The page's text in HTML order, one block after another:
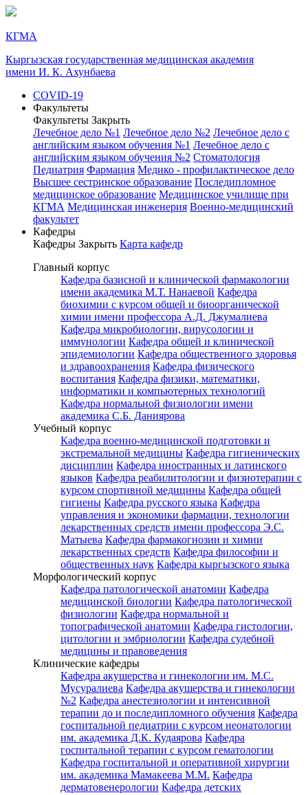
КГМА
Кыргызская государственная медицинская академия
имени И. К. Ахунбаева
COVID-19
Факультеты
Факультеты Закрыть
Лечебное дело №1 Лечебное дело №2 Лечебное дело с
английским языком обучения №1 Лечебное дело с
английским языком обучения №2 Стоматология
Педиатрия Фармация Медико - профилактическое дело
Высшее сестринское образование Последипломное
медицинское образование Медицинское училище при
КГМА Медицинская инженерия Военно-медицинский
факультет
Кафедры
Кафедры Закрыть Карта кафедр
Главный корпус
Кафедра базисной и клинической фармакологии
имени академика М.Т. Нанаевой Кафедра
биохимии с курсом общей и биоорганической
химии имени профессора А.Д. Джумалиева
Кафедра микробиологии, вирусологии и
иммунологии Кафедра общей и клинической
эпидемиологии Кафедра общественного здоровья
и здравоохранения Кафедра физического
воспитания Кафедра физики, математики,
информатики и компьютерных технологий
Кафедра нормальной физиологии имени
академика С.Б. Даниярова
Учебный корпус
Кафедра военно-медицинской подготовки и
экстремальной медицины Кафедра гигиенических
дисциплин Кафедра иностранных и латинского
языков Кафедра реабилитологии и физиотерапии с
курсом спортивной медицины Кафедра общей
гигиены Кафедра русского языка Кафедра
управления и экономики фармации, технологии
лекарственных средств имени профессора Э.С.
Матыева Кафедра фармакогнозии и химии
лекарственных средств Кафедра философии и
общественных наук Кафедра кыргызского языка
Морфологический корпус
Кафедра патологической анатомии Кафедра
медицинской биологии Кафедра патологической
физиологии Кафедра нормальной и
топографической анатомии Кафедра гистологии,
цитологии и эмбриологии Кафедра судебной
медицины и правоведения
Клинические кафедры
Кафедра акушерства и гинекологии им. М.С.
Мусуралиева Кафедра акушерства и гинекологии
№2 Кафедра анестезиологии и интенсивной
терапии до и последипломного обучения Кафедра
госпитальной педиатрии с курсом неонатологии
им. академика Д.К. Кудаярова Кафедра
госпитальной терапии с курсом гематологии
Кафедра госпитальной и оперативной хирургии
им. академика Мамакеева М.М. Кафедра
дерматовенерологии Кафедра детских